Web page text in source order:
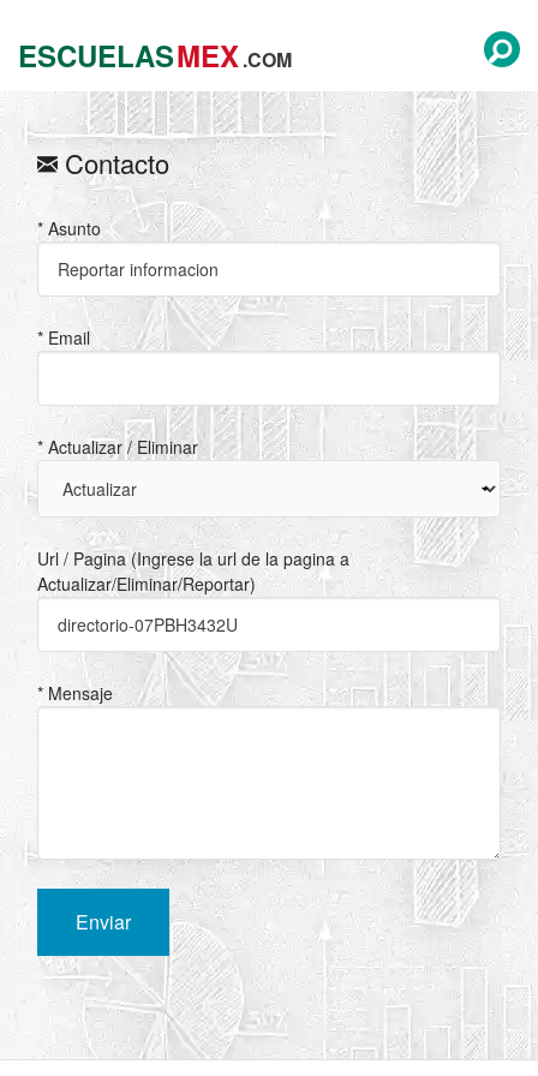
ESCUELASMEX.COM
Contacto
* Asunto
* Email
* Actualizar / Eliminar
Url / Pagina (Ingrese la url de la pagina a
Actualizar/Eliminar/Reportar)
* Mensaje
Enviar